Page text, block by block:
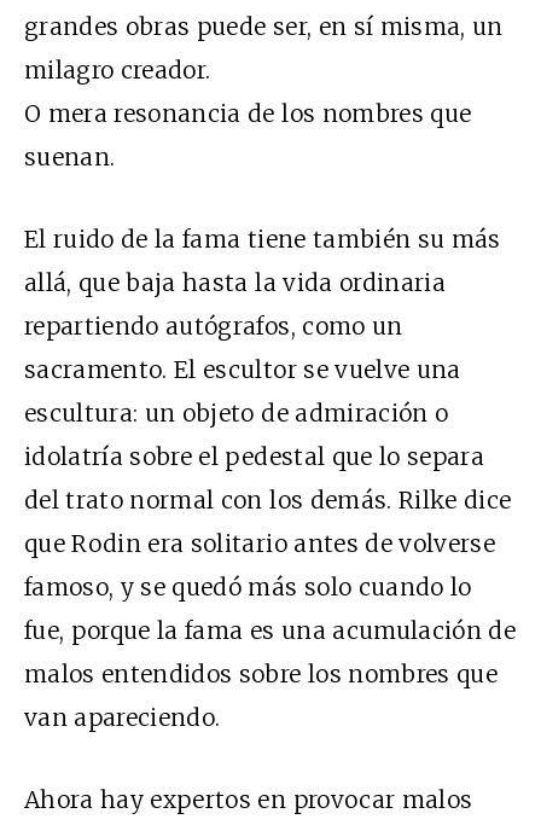
grandes obras puede ser, en sí misma, un
milagro creador.
O mera resonancia de los nombres que
suenan.
El ruido de la fama tiene también su más
allá, que baja hasta la vida ordinaria
repartiendo autógrafos, como un
sacramento. El escultor se vuelve una
escultura: un objeto de admiración o
idolatría sobre el pedestal que lo separa
del trato normal con los demás. Rilke dice
que Rodin era solitario antes de volverse
famoso, y se quedó más solo cuando lo
fue, porque la fama es una acumulación de
malos entendidos sobre los nombres que
van apareciendo.
Ahora hay expertos en provocar malos